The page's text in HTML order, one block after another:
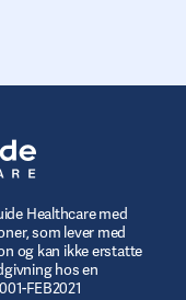
Healthcare med
som lever med
og kan ikke erstatte
hos en
FEB2021